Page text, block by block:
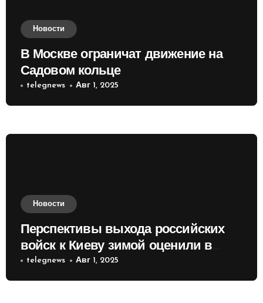
Новости
В Москве ограничат движение на
Садовом кольце
telegnews Авг 1, 2025
Новости
Перспективы выхода российских
войск к Киеву зимой оценили в
России
telegnews Авг 1, 2025